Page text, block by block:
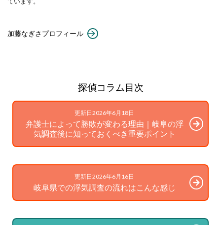
加藤なぎさプロフィール
探偵コラム目次
更新日2026年6月18日
弁護士によって勝敗が変わる理由｜岐阜の浮
気調査後に知っておくべき重要ポイント
更新日2026年6月16日
岐阜県での浮気調査の流れはこんな感じ